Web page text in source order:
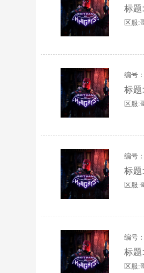
标题:
区服:
编号：
标题
区服:
编号：
标题:
区服:
编号：
标题
区服: